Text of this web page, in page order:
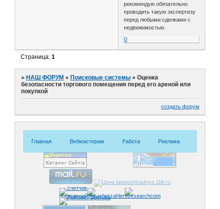
рекомендую обязательно
проводить такую экспертизу
перед любыми сделками с
недвижимостью.
0
Страница:1
»НАШ ФОРУМ »Поисковые системы »Оценка
безопасности торгового помещения перед его ареной или
покупкой
создать форум
Главная Вебмастерам Работа Реклама